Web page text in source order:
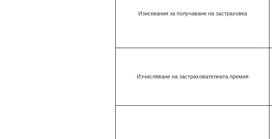
Изисквания за получаване на застраховка
Изчисляване на застрахователната премия